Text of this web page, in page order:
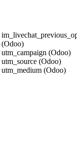
(Odoo)
utm_campaign (Odoo)
utm_source (Odoo)
utm_medium (Odoo)